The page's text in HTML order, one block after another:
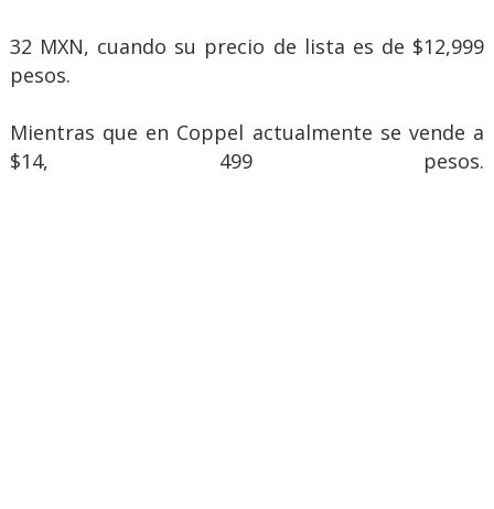
32 MXN, cuando su precio de lista es de $12,999
pesos.
Mientras que en Coppel actualmente se vende a
$14, 499 pesos.